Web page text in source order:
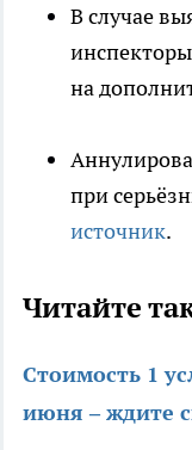
В случае
на
при
источник.
Читайте
Стоимость 1
июня – ждите